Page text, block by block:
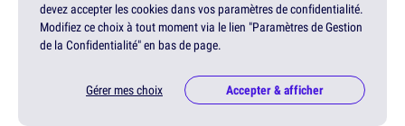
devez accepter les cookies dans vos paramètres de confidentialité.
Modifiez ce choix à tout moment via le lien "Paramètres de Gestion
de la Confidentialité" en bas de page.
Gérer mes choix Accepter & afficher